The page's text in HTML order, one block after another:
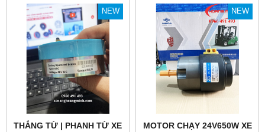
NEW
THẮNG TỪ | PHANH TỪ XE
NEW
MOTOR CHẠY 24V650W XE